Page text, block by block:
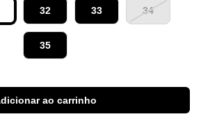
32 33 34
35
ao carrinho